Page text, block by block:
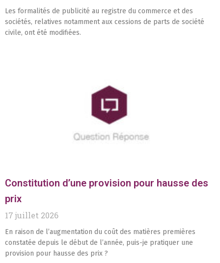
Les formalités de publicité au registre du commerce et des
sociétés, relatives notamment aux cessions de parts de société
civile, ont été modifiées.
Constitution d’une provision pour hausse des
prix
17 juillet 2026
En raison de l’augmentation du coût des matières premières
constatée depuis le début de l’année, puis-je pratiquer une
provision pour hausse des prix ?